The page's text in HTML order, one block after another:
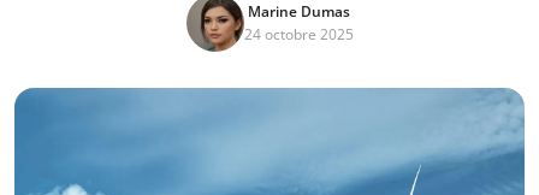
Marine Dumas
24 octobre 2025